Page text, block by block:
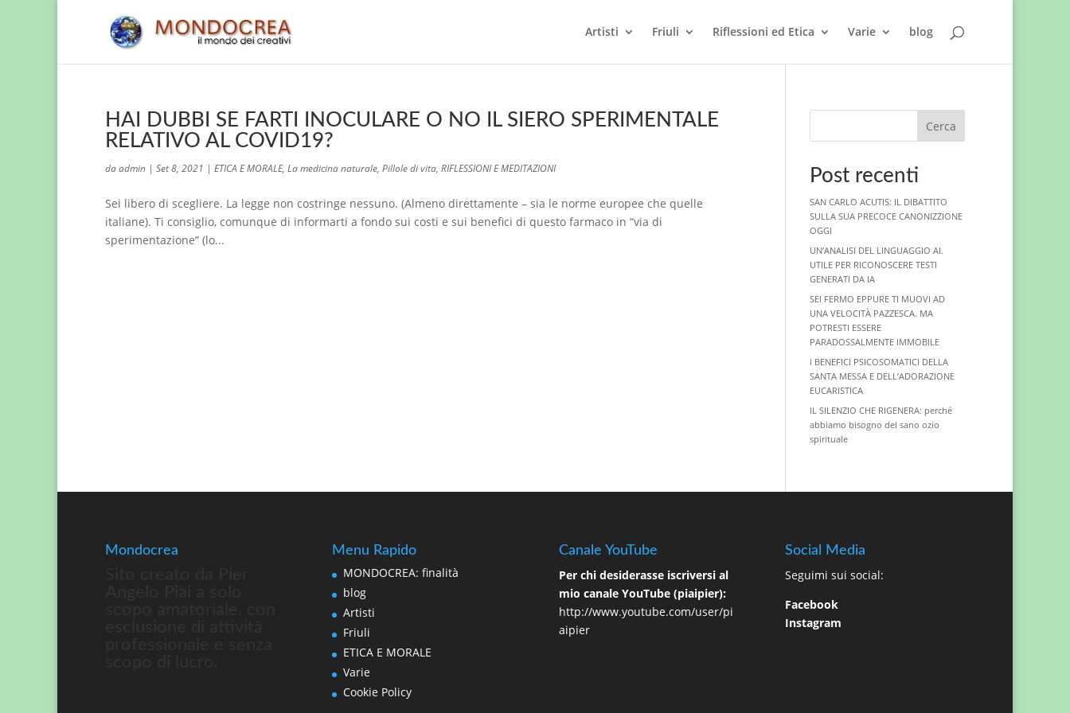
Artisti Friuli Riflessioni ed Etica Varie blog
HAI DUBBI SE FARTI INOCULARE O NO IL SIERO SPERIMENTALE
RELATIVO AL COVID19?
daadmin | Set 8, 2021 | ETICA E MORALE, La medicina naturale, Pillole di vita, RIFLESSIONI E MEDITAZIONI
Sei libero di scegliere. La legge non costringe nessuno. (Almeno direttamente – sia le norme europee che quelle
italiane). Ti consiglio, comunque di informarti a fondo sui costi e sui benefici di questo farmaco in “via di
sperimentazione” (lo...
Cerca
Post recenti
SAN CARLO ACUTIS: IL DIBATTITO
SULLA SUA PRECOCE CANONIZZIONE
OGGI
UN’ANALISI DEL LINGUAGGIO AI.
UTILE PER RICONOSCERE TESTI
GENERATI DA IA
SEI FERMO EPPURE TI MUOVI AD
UNA VELOCITÀ PAZZESCA. MA
POTRESTI ESSERE
PARADOSSALMENTE IMMOBILE
I BENEFICI PSICOSOMATICI DELLA
SANTA MESSA E DELL’ADORAZIONE
EUCARISTICA
IL SILENZIO CHE RIGENERA: perché
abbiamo bisogno del sano ozio
spirituale
Mondocrea Menu Rapido
MONDOCREA: finalità
blog
Artisti
Friuli
ETICA E MORALE
Varie
Cookie Policy
Canale YouTube
Per chi desiderasse iscriversi al
mio canale YouTube (piaipier):
http://www.youtube.com/user/pi
aipier
Social Media
Seguimi sui social:
Facebook
Instagram